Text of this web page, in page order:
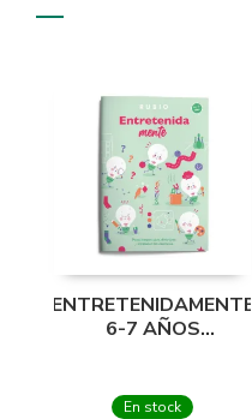
ENTRETENIDAMENTE
6-7 AÑOS
En stock